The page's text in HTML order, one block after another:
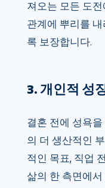
져오는 모든 도
관계에 뿌리를
록 보장합니다.
3. 개인적 성
결혼 전에 성욕
의 더 생산적인
적인 목표, 직업
삶의 한 측면에